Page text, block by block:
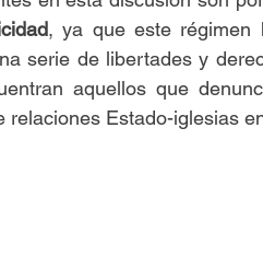
, ya que este régimen
serie de libertades y
aquellos que
relaciones Estado-iglesias